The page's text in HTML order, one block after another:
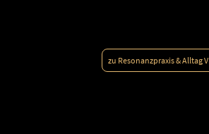
zu Resonanzpraxis & Alltag V